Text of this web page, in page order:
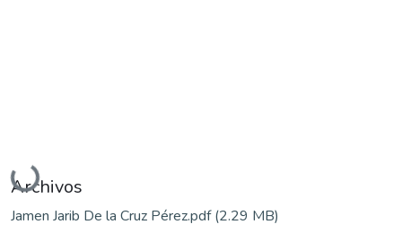
Cargando...
Archivos
Jamen Jarib De la Cruz Pérez.pdf(2.29 MB)